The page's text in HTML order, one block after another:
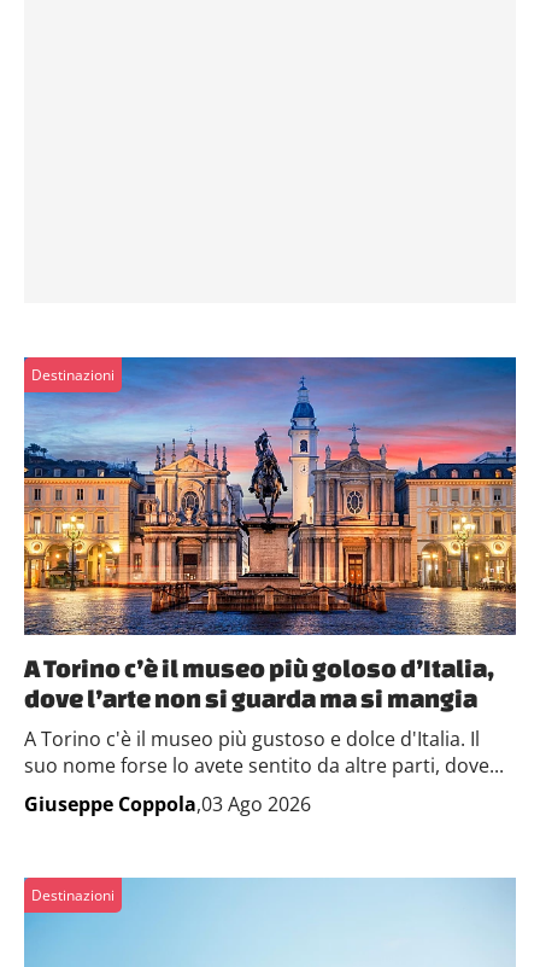
Destinazioni
A Torino c’è il museo più goloso d’Italia,
dove l’arte non si guarda ma si mangia
A Torino c'è il museo più gustoso e dolce d'Italia. Il
suo nome forse lo avete sentito da altre parti, dove...
Giuseppe Coppola,03 Ago 2026
Destinazioni